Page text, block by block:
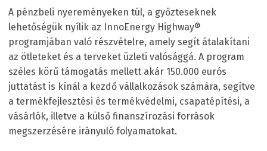
A pénzbeli nyereményeken túl, a győzteseknek
lehetőségük nyílik az InnoEnergy Highway®
programjában való részvételre, amely segít átalakítani
az ötleteket és a terveket üzleti valósággá. A program
széles körű támogatás mellett akár 150.000 eurós
juttatást is kínál a kezdő vállalkozások számára, segítve
a termékfejlesztési és termékvédelmi, csapatépítési, a
vásárlók, illetve a külső finanszírozási források
megszerzésére irányuló folyamatokat.